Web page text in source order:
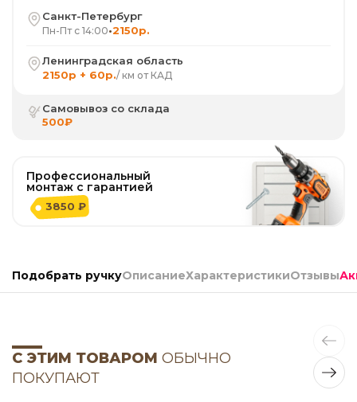
Санкт-Петербург
Пн-Пт с 14:00•2150р.
Ленинградская область
2150р + 60р./ км от КАД
Самовывоз со склада
500₽
Профессиональный
монтаж с гарантией
3850 ₽
Подобрать ручкуОписаниеХарактеристикиОтзывы
С ЭТИМ ТОВАРОМ ОБЫЧНО
ПОКУПАЮТ